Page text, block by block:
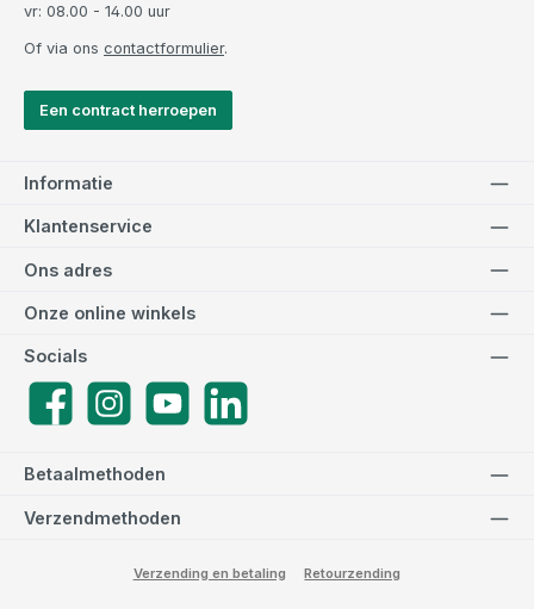
vr: 08.00 - 14.00 uur
Of via ons contactformulier.
Een contract herroepen
Informatie
Klantenservice
Betaalmethoden
Verzendmethoden
Ons adres
Socials
FacebookInstagramYouTube
Onze online winkels
Verzending en betaling Retourzending